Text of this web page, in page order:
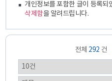
개인정보를 포함한 글이 등록되
삭제함을 알려드립니다.
전체 292 건